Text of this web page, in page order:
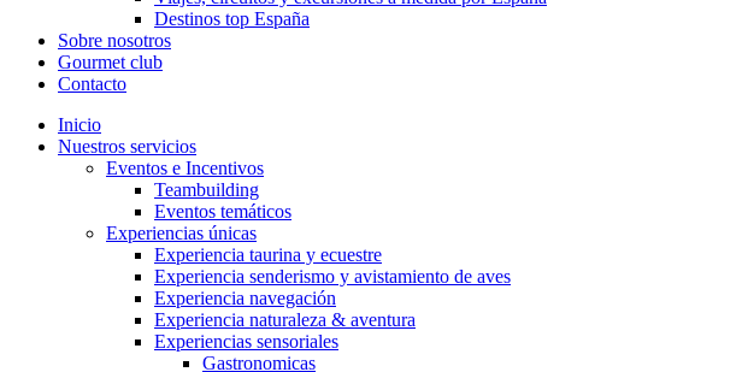
Destinos top España
Sobre nosotros
Gourmet club
Contacto
Inicio
Nuestros servicios
Eventos e Incentivos
Teambuilding
Eventos temáticos
Experiencias únicas
Experiencia taurina y ecuestre
Experiencia senderismo y avistamiento de aves
Experiencia navegación
Experiencia naturaleza & aventura
Experiencias sensoriales
Gastronomicas